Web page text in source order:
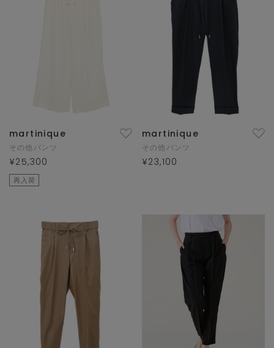
martinique
その他パンツ
¥25,300
再入荷
martinique
その他パンツ
¥23,100